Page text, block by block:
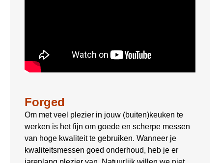
Forged
Om met veel plezier in jouw (buiten)keuken te
werken is het fijn om goede en scherpe messen
van hoge kwaliteit te gebruiken. Wanneer je
kwaliteitsmessen goed onderhoud, heb je er